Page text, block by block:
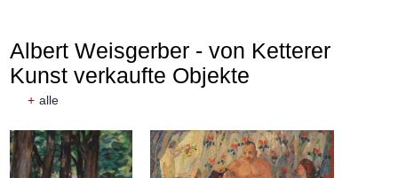
Albert Weisgerber - von Ketterer
Kunst verkaufte Objekte
+ alle